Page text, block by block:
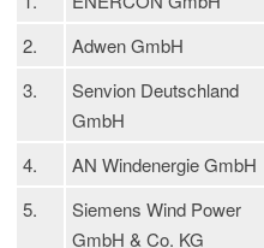
2.
Adwen GmbH
3.
Senvion Deutschland
GmbH
4. AN Windenergie GmbH
5.
Siemens Wind Power
GmbH & Co. KG